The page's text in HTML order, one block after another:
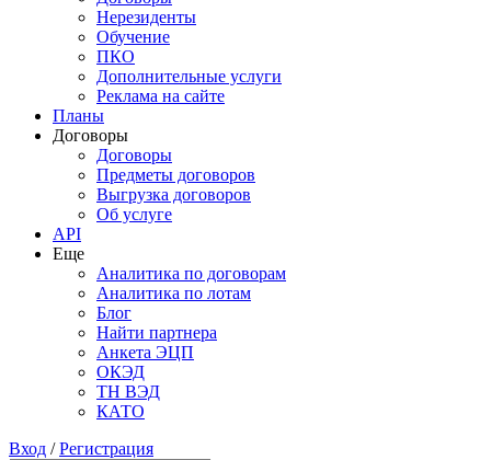
Нерезиденты
Обучение
ПКО
Дополнительные услуги
Реклама на сайте
Планы
Договоры
Договоры
Предметы договоров
Выгрузка договоров
Об услуге
API
Еще
Аналитика по договорам
Аналитика по лотам
Блог
Найти партнера
Анкета ЭЦП
ОКЭД
ТН ВЭД
КАТО
Вход /Регистрация